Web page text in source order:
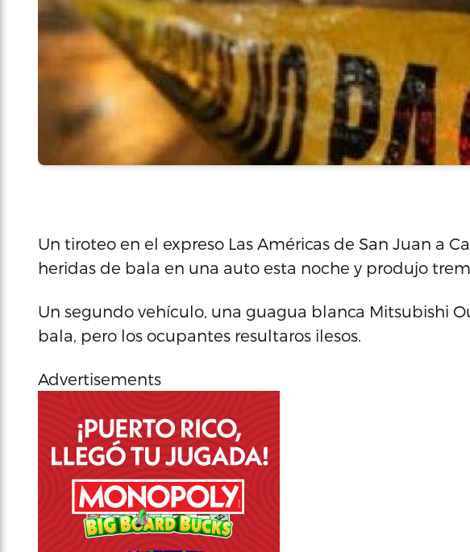
Un tiroteo en el expreso Las Américas de San Juan a
heridas de bala en una auto esta noche y produjo
Un segundo vehículo, una guagua blanca Mitsubishi
bala, pero los ocupantes resultaros ilesos.
Advertisements